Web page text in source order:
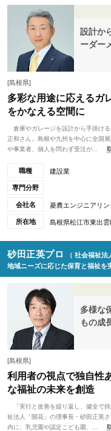
設計か
ーダー
[島根県]
多彩な用途に応えるガ
をかなえる空間に
倉庫やガレージを設計から手掛け
正和さん。島根や九州を中心に全国
や事業者、個人を問わず受注が...
職種 建設業
専門分野
会社名 菱農エンジニアリ
所在地 島根県松江市東出
砂田正英プロ
（ 社会福祉法
地域ニーズに応じた保育と福祉を
多様な
もの成
[島根県]
利用者の視点で独自性
な福祉の未来を創造
「実行と改善を繰り返し、健全で
祉法人「開花」の理事長・砂田正英
内に、乳児園や認定こども園、...